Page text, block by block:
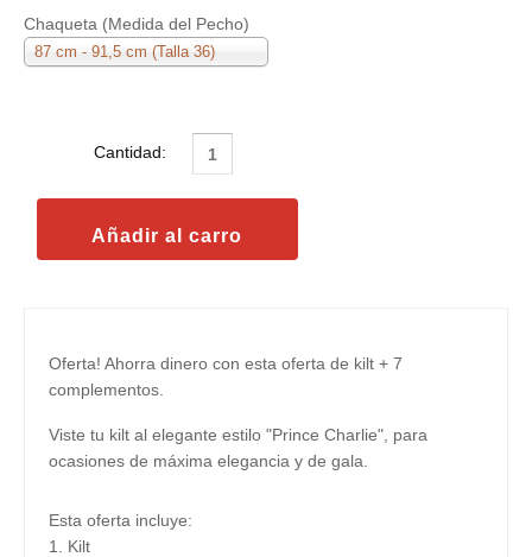
Chaqueta (Medida del Pecho)
87 cm - 91,5 cm (Talla 36)
Cantidad:
Oferta! Ahorra dinero con esta oferta de kilt + 7
complementos.
Viste tu kilt al elegante estilo "Prince Charlie", para
ocasiones de máxima elegancia y de gala.
Esta oferta incluye:
1. Kilt